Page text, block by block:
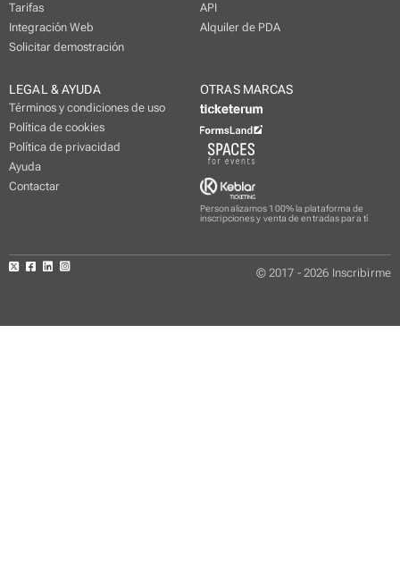
Tarifas
Integración Web
Solicitar demostración
API
Alquiler de PDA
LEGAL & AYUDA
Términos y condiciones de uso
Política de cookies
Política de privacidad
Ayuda
Contactar
OTRAS MARCAS
Personalizamos 100% la plataforma de
inscripciones y venta de entradas para tí
© 2017 - 2026 Inscribirme